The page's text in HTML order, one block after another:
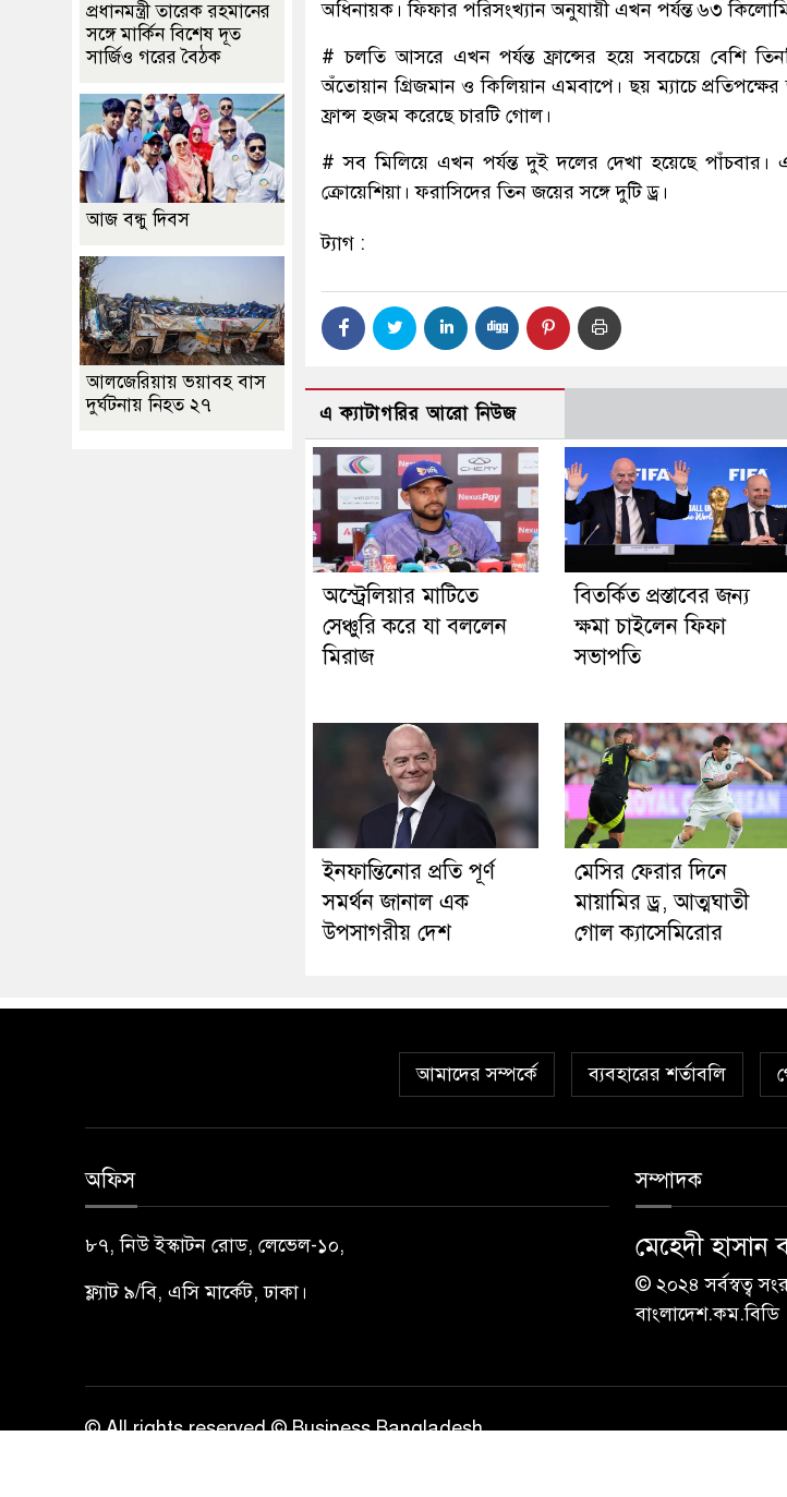
অধিনায়ক। ফিফার পরিসংখ্যান অনুযায়ী এখন পর্যন্ত ৬৩
# চলতি আসরে এখন পর্যন্ত ফ্রান্সের হয়ে সবচেয়ে বেশি
অঁতোয়ান গ্রিজমান ও কিলিয়ান এমবাপে। ছয় ম্যাচে
ফ্রান্স হজম করেছে চারটি গোল।
# সব মিলিয়ে এখন পর্যন্ত দুই দলের দেখা হয়েছে পাঁচবার।
ক্রোয়েশিয়া। ফরাসিদের তিন জয়ের সঙ্গে দুটি ড্র।
ট্যাগ :
এ ক্যাটাগরির আরো নিউজ
অস্ট্রেলিয়ার মাটিতে
সেঞ্চুরি করে যা বললেন
মিরাজ
বিতর্কিত প্রস্তাবের জন্য
ক্ষমা চাইলেন ফিফা
সভাপতি
ইনফান্তিনোর প্রতি পূর্ণ
সমর্থন জানাল এক
উপসাগরীয় দেশ
মেসির ফেরার দিনে
মায়ামির ড্র, আত্মঘাতী
গোল ক্যাসেমিরোর
প্রধানমন্ত্রী তারেক রহমানের
সঙ্গে মার্কিন বিশেষ দূত
সার্জিও গরের বৈঠক
আজ বন্ধু দিবস
আলজেরিয়ায় ভয়াবহ বাস
দুর্ঘটনায় নিহত ২৭
আমাদের সম্পর্কে ব্যবহারের শর্তাবলি
অফিস
৮৭, নিউ ইস্কাটন রোড, লেভেল-১০,
ফ্ল্যাট ৯/বি, এসি মার্কেট, ঢাকা।
সম্পাদক
মেহেদী হাসান
© ২০২৪ সর্বস্বত্ব
বাংলাদেশ.কম.বিডি
© All rights reserved © Business Bangladesh